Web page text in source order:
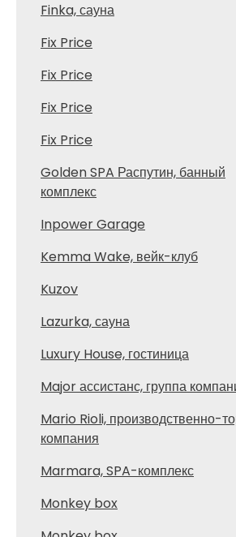
Finka, сауна
Fix Price
Fix Price
Fix Price
Fix Price
Golden SPA Распутин, банный
комплекс
Inpower Garage
Kemma Wake, вейк-клуб
Kuzov
Lazurka, сауна
Luxury House, гостиница
Major ассистанс, группа
Mario Rioli, производственно-
компания
Marmara, SPA-комплекс
Monkey box